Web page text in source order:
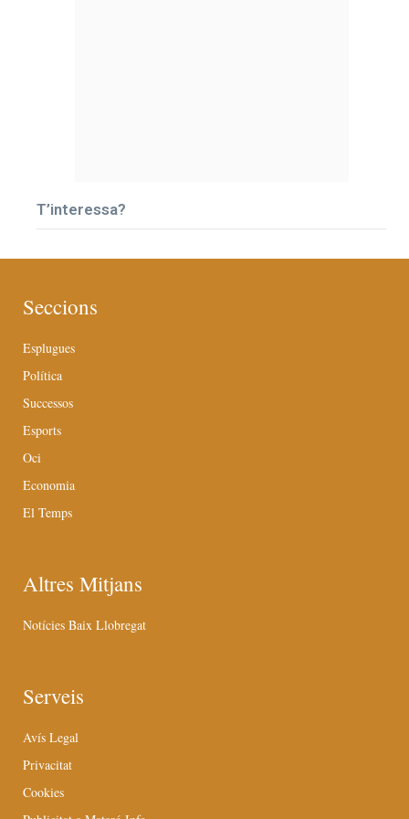
T’interessa?
Seccions
Esplugues
Política
Successos
Esports
Oci
Economia
El Temps
Altres Mitjans
Notícies Baix Llobregat
Serveis
Avís Legal
Privacitat
Cookies